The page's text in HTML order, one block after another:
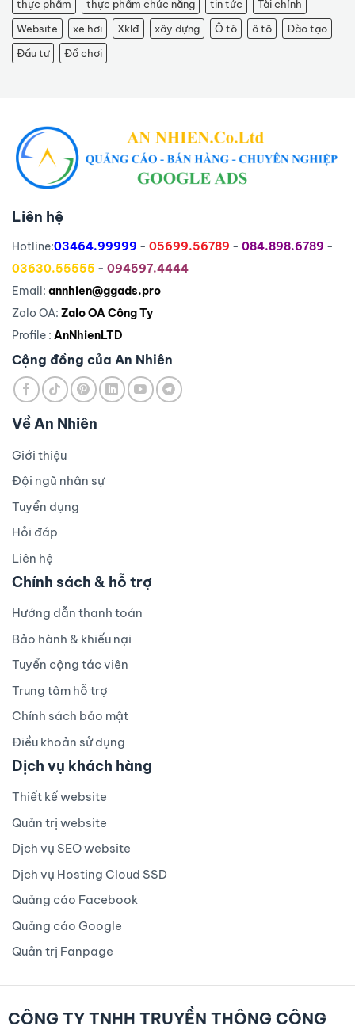
thực phẩm thực phẩm chức năng tin tức
Tài chính
Website
xe hơi Xklđ xây dựng Ô tô ô tô
Đào tạo
Đầu tư
Đồ chơi
Liên hệ
Hotline:03464.99999 - 05699.56789 - 084.898.6789 -
03630.55555 - 094597.4444
Email: annhien@ggads.pro
Zalo OA: Zalo OA Công Ty
Profile : AnNhienLTD
Cộng đồng của An Nhiên
Về An Nhiên
Giới thiệu
Đội ngũ nhân sự
Tuyển dụng
Hỏi đáp
Liên hệ
Chính sách & hỗ trợ
Hướng dẫn thanh toán
Bảo hành & khiếu nại
Tuyển cộng tác viên
Trung tâm hỗ trợ
Chính sách bảo mật
Điều khoản sử dụng
Dịch vụ khách hàng
Thiết kế website
Quản trị website
Dịch vụ SEO website
Dịch vụ Hosting Cloud SSD
Quảng cáo Facebook
Quảng cáo Google
Quản trị Fanpage
CÔNG TY TNHH TRUYỀN THÔNG CÔNG